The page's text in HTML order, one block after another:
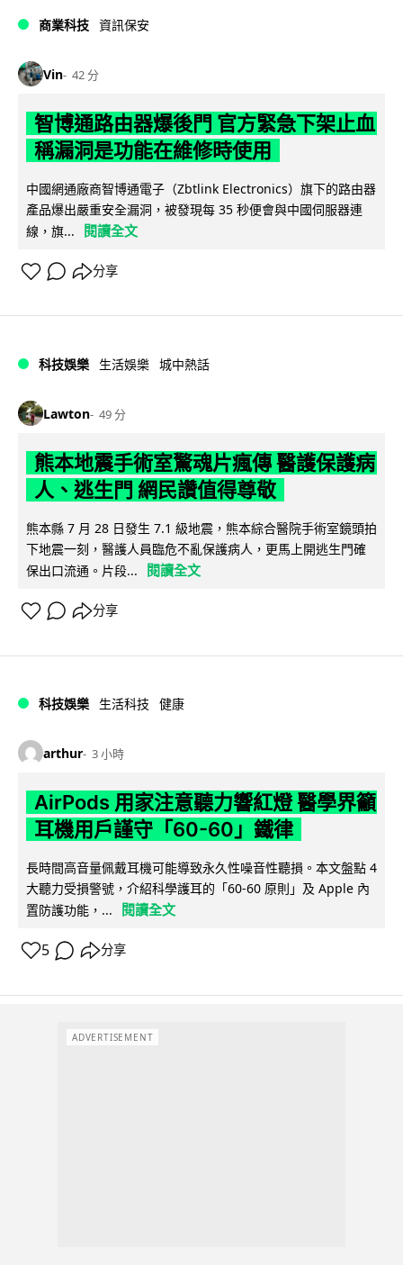
商業科技 資訊保安
Vin 42 分
智博通路由器爆後門 官方緊急下架止血
稱漏洞是功能在維修時使用
中國網通廠商智博通電子（Zbtlink Electronics）旗下的路由器
產品爆出嚴重安全漏洞，被發現每 35 秒便會與中國伺服器連
線，旗...
閱讀全文
分享
科技娛樂 生活娛樂 城中熱話
Lawton 49 分
熊本地震手術室驚魂片瘋傳 醫護保護病
人、逃生門 網民讚值得尊敬
熊本縣 7 月 28 日發生 7.1 級地震，熊本綜合醫院手術室鏡頭拍
下地震一刻，醫護人員臨危不亂保護病人，更馬上開逃生門確
保出口流通。片段...
閱讀全文
分享
科技娛樂 生活科技 健康
arthur 3 小時
AirPods 用家注意聽力響紅燈 醫學界籲
耳機用戶謹守「60-60」鐵律
長時間高音量佩戴耳機可能導致永久性噪音性聽損。本文盤點 4
大聽力受損警號，介紹科學護耳的「60-60 原則」及 Apple 內
置防護功能，...
閱讀全文
5 分享
ADVERTISEMENT